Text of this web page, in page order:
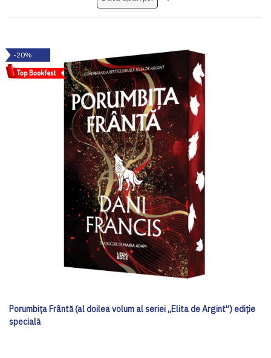
-20%
Porumbița Frântă (al doilea volum al seriei „Elita de Argint”) ediţie
specială